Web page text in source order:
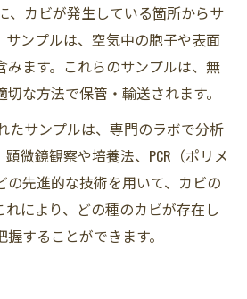
、カビが発生している箇所からサ
サンプルは、空気中の胞子や表面
みます。これらのサンプルは、無
な方法で保管・輸送されます。
たサンプルは、専門のラボで分析
微鏡観察や培養法、PCR（ポリメ
の先進的な技術を用いて、カビの
により、どの種のカビが存在し
することができます。